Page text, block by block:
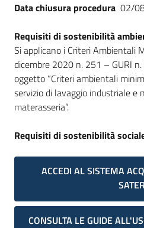
Data chiusura procedura 02/
Requisiti di sostenibilità
Si applicano i Criteri Ambientali
dicembre 2020 n. 251 – GURI
oggetto “Criteri ambientali
servizio di lavaggio industriale e
materasseria”.
Requisiti di sostenibilità
ACCEDI AL SISTEMA
CONSULTA LE GUIDE